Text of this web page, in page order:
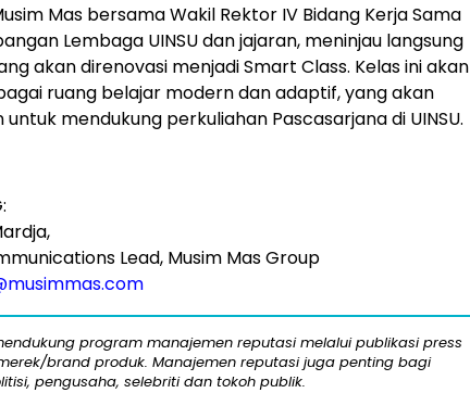
Mas bersama Wakil Rektor IV Bidang Kerja Sama
Lembaga UINSU dan jajaran, meninjau langsung
akan direnovasi menjadi Smart Class. Kelas ini akan
ruang belajar modern dan adaptif, yang akan
mendukung perkuliahan Pascasarjana di UINSU.
Lead, Musim Mas Group
program manajemen reputasi melalui publikasi press
brand produk. Manajemen reputasi juga penting bagi
pengusaha, selebriti dan tokoh publik.